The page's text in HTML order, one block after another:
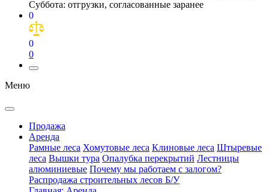
Суббота: отгрузки, согласованные заранее
0
0
0
Меню
Продажа
Аренда
Рамные леса Хомутовые леса Клиновые леса Штыревые
леса Вышки тура Опалубка перекрытий Лестницы
алюминиевые Почему мы работаем с залогом?
Распродажа строительных лесов Б/У